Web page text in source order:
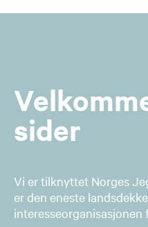
sider
Vi er tilknyttet Norges
er den eneste
interesseorganisasjonen